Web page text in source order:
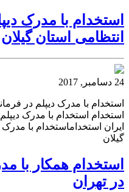
استخدام با مدرک
انتظامی استان گیلان
24 دسامبر, 2017
استخدام با مدرک دیپلم در
استخدام استخدام با مدرک
ایران استخداماستخدام با
گیلان
استخدام همکار با
در تهران